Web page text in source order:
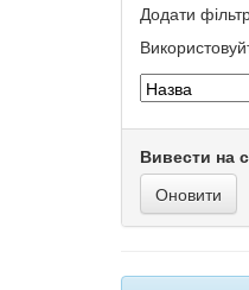
Додати
Вивести на